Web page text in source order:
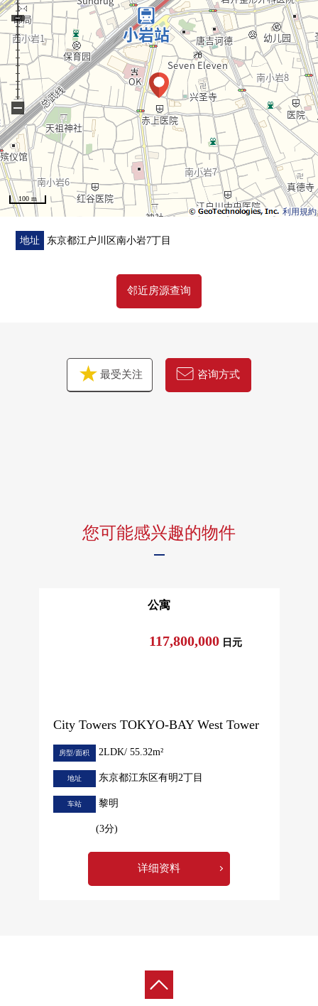
・风景、通风关于25楼部分良好
・L字阳台
・实际使用面积74.97平米/2LDK
・开放式柜台厨房
・有地板暖气(客餐厅部分)
・步入式衣帽间有
・各居室有收纳
・1418尺寸的浴室
・双重的地板双重天花板构造
・有TV监视器的内部对讲机有
■ 在找想要的家方面给予帮助的━━━━━・・・
房源的详细、需讨论是如有意向，请跟我们联系。
利用規約
100 m
−
地址 东京都江户川区南小岩7丁目
邻近房源查询
最受关注 咨询方式
您可能感兴趣的物件
公寓
City Towers TOKYO-BAY West Tower
117,800,000日元
房型/面积 2LDK/ 55.32m²
地址 东京都江东区有明2丁目
车站 黎明
(3分)
详细资料